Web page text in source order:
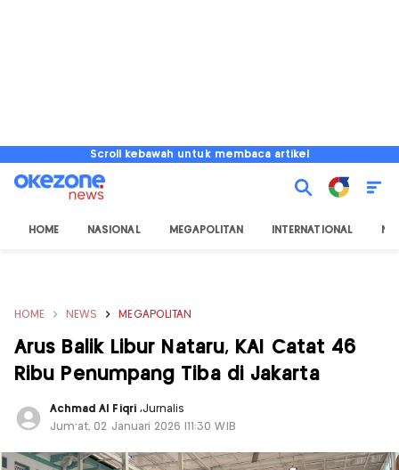
Scroll kebawah untuk membaca artikel
HOME NASIONAL MEGAPOLITAN INTERNATIONAL
HOME NEWS MEGAPOLITAN
Arus Balik Libur Nataru, KAI Catat 46
Ribu Penumpang Tiba di Jakarta
Achmad Al Fiqri ,Jurnalis
Jum'at, 02 Januari 2026 |11:30 WIB